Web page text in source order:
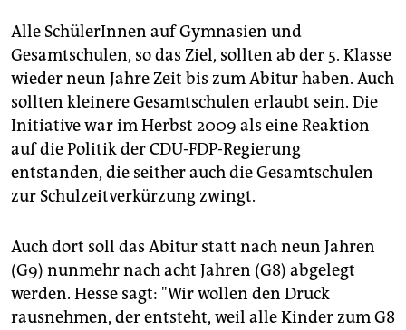
Alle SchülerInnen auf Gymnasien und
Gesamtschulen, so das Ziel, sollten ab der 5. Klasse
wieder neun Jahre Zeit bis zum Abitur haben. Auch
sollten kleinere Gesamtschulen erlaubt sein. Die
Initiative war im Herbst 2009 als eine Reaktion
auf die Politik der CDU-FDP-Regierung
entstanden, die seither auch die Gesamtschulen
zur Schulzeitverkürzung zwingt.
Auch dort soll das Abitur statt nach neun Jahren
(G9) nunmehr nach acht Jahren (G8) abgelegt
werden. Hesse sagt: "Wir wollen den Druck
rausnehmen, der entsteht, weil alle Kinder zum G8